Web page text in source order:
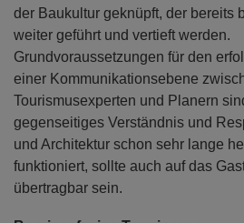
der Baukultur geknüpft, der bereits
weiter geführt und vertieft werden.
Grundvoraussetzungen für den
einer Kommunikationsebene
Tourismusexperten und Planern
gegenseitiges Verständnis und
und Architektur schon sehr lange
funktioniert, sollte auch auf das
übertragbar sein.